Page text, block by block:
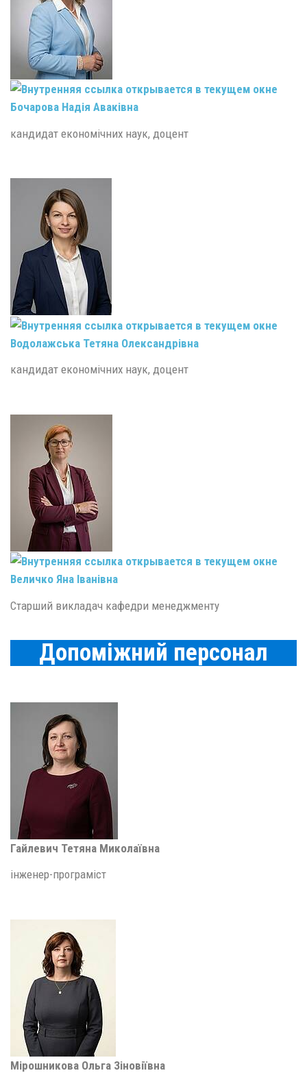
Бочарова Надія Аваківна
кандидат економічних наук, доцент
Водолажська Тетяна Олександрівна
кандидат економічних наук, доцент
Величко Яна Іванівна
Старший викладач кафедри менеджменту
Допоміжний персонал
Гайлевич Тетяна Миколаївна
інженер-програміст
Мірошникова Ольга Зіновіївна